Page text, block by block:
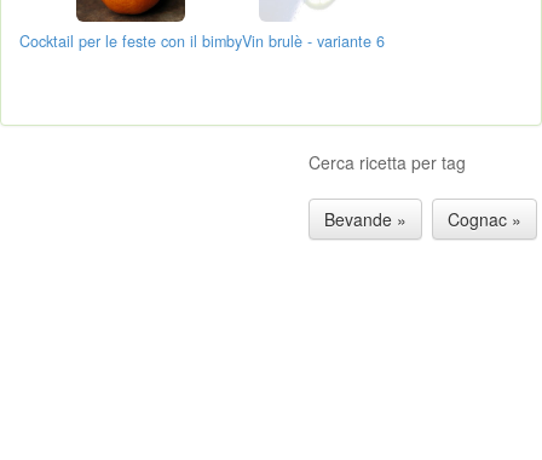
Cocktail per le feste con il bimbyVin brulè - variante 6
Cerca ricetta per tag
Bevande » Cognac »